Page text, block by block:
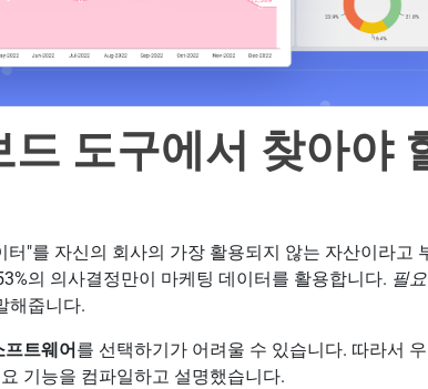
드 도구에서 찾아야
터"를 자신의 회사의 가장 활용되지 않는 자산이라고
의 의사결정만이 마케팅 데이터를 활용합니다. 필
해줍니다.
트웨어 를 선택하기가 어려울 수 있습니다. 따라서
기능을 컴파일하고 설명했습니다.